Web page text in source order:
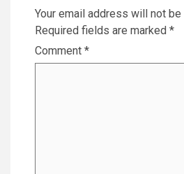
Your email address will not be
Required fields are marked *
Comment *